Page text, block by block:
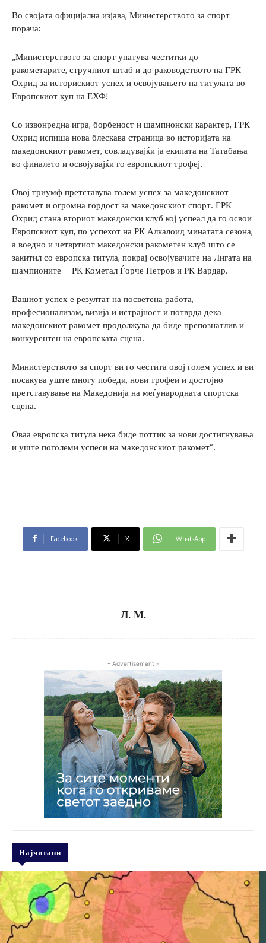
Во својата официјална изјава, Министерството за спорт
порача:
„Министерството за спорт упатува честитки до
ракометарите, стручниот штаб и до раководството на ГРК
Охрид за историскиот успех и освојувањето на титулата во
Европскиот куп на ЕХФ!
Со извонредна игра, борбеност и шампионски карактер, ГРК
Охрид испиша нова блескава страница во историјата на
македонскиот ракомет, совладувајќи ја екипата на Татабања
во финалето и освојувајќи го европскиот трофеј.
Овој триумф претставува голем успех за македонскиот
ракомет и огромна гордост за македонскиот спорт. ГРК
Охрид стана вториот македонски клуб кој успеал да го освои
Европскиот куп, по успехот на РК Алкалоид минатата сезона,
а воедно и четвртиот македонски ракометен клуб што се
закитил со европска титула, покрај освојувачите на Лигата на
шампионите – РК Кометал Ѓорче Петров и РК Вардар.
Вашиот успех е резултат на посветена работа,
професионализам, визија и истрајност и потврда дека
македонскиот ракомет продолжува да биде препознатлив и
конкурентен на европската сцена.
Министерството за спорт ви го честита овој голем успех и ви
посакува уште многу победи, нови трофеи и достојно
претставување на Македонија на меѓународната спортска
сцена.
Оваа европска титула нека биде поттик за нови достигнувања
и уште поголеми успеси на македонскиот ракомет“.
Facebook X WhatsApp
Л. М.
- Advertisement -
Најчитани